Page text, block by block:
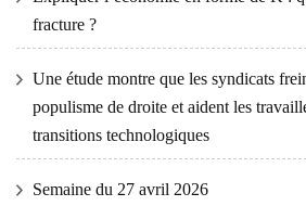
fracture ?
Une étude montre que les syndicats
populisme de droite et aident les
transitions technologiques
Semaine du 27 avril 2026